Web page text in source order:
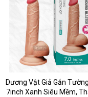
Dương Vật Giả Gắn
7inch Xanh Siêu Mềm,